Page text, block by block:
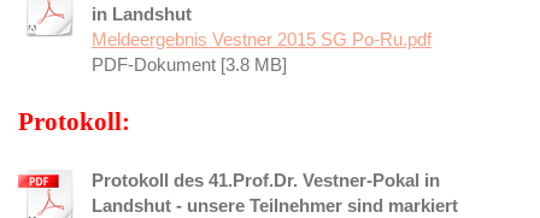
in Landshut
Meldeergebnis Vestner 2015 SG Po-Ru.pdf
PDF-Dokument [3.8 MB]
Protokoll:
Protokoll des 41.Prof.Dr. Vestner-Pokal in
Landshut - unsere Teilnehmer sind markiert